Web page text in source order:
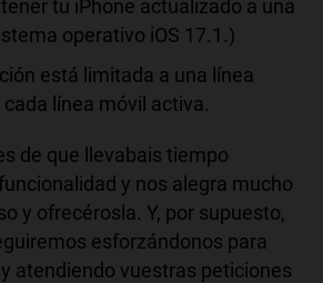
tu iPhone actualizado a una
operativo iOS 17.1.)
está limitada a una línea
línea móvil activa.
de que llevabais tiempo
y nos alegra mucho
y ofrecérosla. Y, por supuesto,
esforzándonos para
atendiendo vuestras peticiones